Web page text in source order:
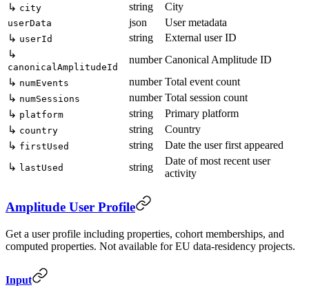
↳ city string City
userData json
User metadata
↳ userId string
External user ID
↳
canonicalAmplitudeId
number Canonical Amplitude ID
↳ numEvents number Total event count
↳ numSessions number Total session count
↳ platform string
Primary platform
↳ country string
Country
↳ firstUsed string
Date the user first appeared
↳ lastUsed string
Date of most recent user
activity
Amplitude User Profile
Get a user profile including properties, cohort memberships, and
computed properties. Not available for EU data-residency projects.
Input